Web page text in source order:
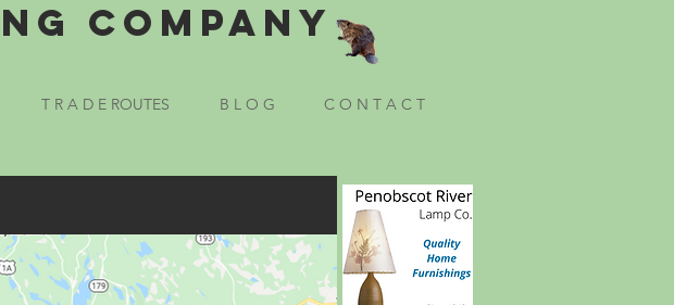
Company
T R A D E ROUTES B L O G C O N T A C T